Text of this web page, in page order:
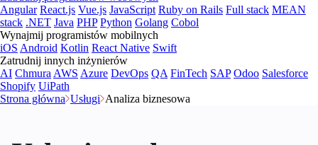
Angular React.js Vue.js JavaScript Ruby on Rails Full stack MEAN
stack .NET Java PHP Python Golang Cobol
Wynajmij programistów mobilnych
iOS Android Kotlin React Native Swift
Zatrudnij innych inżynierów
AI Chmura AWS Azure DevOps QA FinTech SAP Odoo Salesforce
Shopify UiPath
Strona główna Usługi Analiza biznesowa